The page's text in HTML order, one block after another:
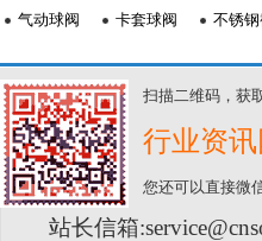
气动球阀 卡套球阀 不锈
扫描二维码，获
行业资讯
您还可以直接微
站长信箱